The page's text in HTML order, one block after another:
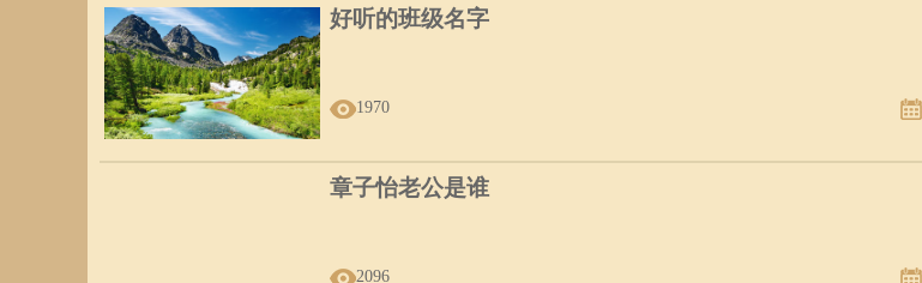
好听的班级名字
1970
章子怡老公是谁
2096